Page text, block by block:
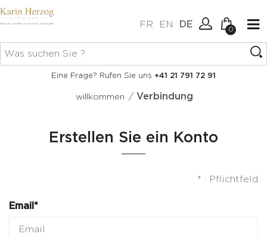
FR EN DE
Verbindung
0
Keine Artikel im Warenkorb.
Eine Frage? Rufen Sie uns +41 21 791 72 91
willkommen / Verbindung
Erstellen Sie ein Konto
* : Pflichtfeld
Email*